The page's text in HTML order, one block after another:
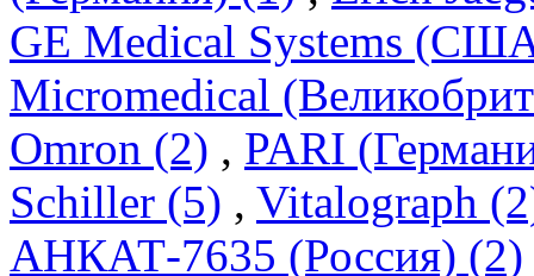
GE Medical Systems
Micromedical
Omron (2) , PARI
Schiller (5) , Vitalograph
АНКАТ-7635 (Россия) (2)